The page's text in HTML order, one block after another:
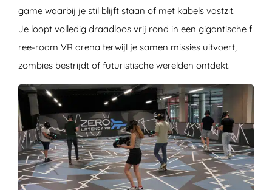
game waarbij je stil blijft staan of met kabels vastzit.
Je loopt volledig draadloos vrij rond in een gigantische f
ree-roam VR arena terwijl je samen missies uitvoert,
zombies bestrijdt of futuristische werelden ontdekt.